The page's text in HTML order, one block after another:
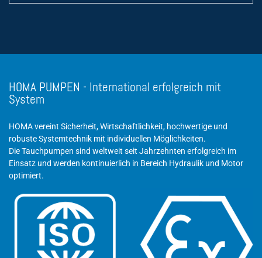
HOMA PUMPEN - International erfolgreich mit
System
HOMA vereint Sicherheit, Wirtschaftlichkeit, hochwertige und
robuste Systemtechnik mit individuellen Möglichkeiten.
Die Tauchpumpen sind weltweit seit Jahrzehnten erfolgreich im
Einsatz und werden kontinuierlich in Bereich Hydraulik und Motor
optimiert.